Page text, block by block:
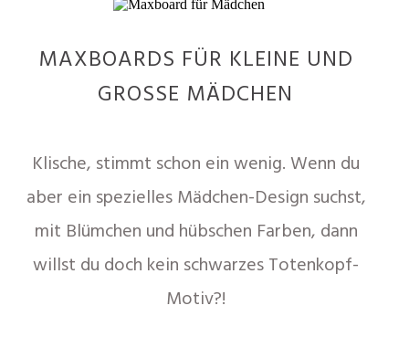
MAXBOARDS FÜR KLEINE UND
GROSSE MÄDCHEN
Klische, stimmt schon ein wenig. Wenn du
aber ein spezielles Mädchen-Design suchst,
mit Blümchen und hübschen Farben, dann
willst du doch kein schwarzes Totenkopf-
Motiv?!